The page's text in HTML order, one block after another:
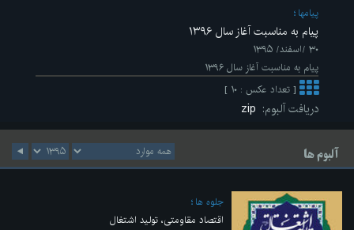
پیامها
پیام به مناسبت آغاز سال ۱۳۹۶
۳۰ /اسفند/ ۱۳۹۵
پیام به مناسبت آغاز سال ۱۳۹۶
[ تعداد عکس : ۱۰ ]
دریافت آلبوم:
آلبوم ها
جلوه ها
اقتصاد مقاومتی، تولید اشتغال